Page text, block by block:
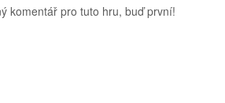
komentář pro tuto hru, buď první!